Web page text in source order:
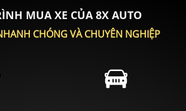
MUA XE CỦA 8X AUTO
CHÓNG VÀ CHUYÊN NGHIỆP